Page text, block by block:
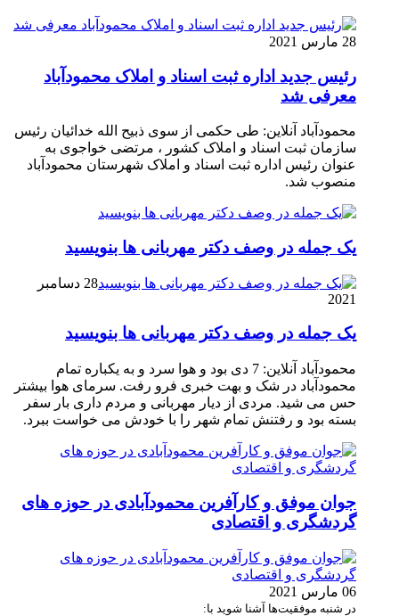
28 مارس 2021
رئیس جدید اداره ثبت اسناد و املاک محمودآباد
معرفی شد
محمودآباد آنلاین: طی حکمی از سوی ذبیح الله خدائیان رئیس
سازمان ثبت اسناد و املاک کشور ، مرتضی خواجوی به
عنوان رئیس اداره ثبت اسناد و املاک شهرستان محمودآباد
منصوب شد.
یک جمله در وصف دکتر مهربانی ها بنویسید
28 دسامبر
2021
یک جمله در وصف دکتر مهربانی ها بنویسید
محمودآباد آنلاین: 7 دی بود و هوا سرد و به یکباره تمام
محمودآباد در شک و بهت خبری فرو رفت. سرمای هوا بیشتر
حس می شید. مردی از دیار مهربانی و مردم داری بار سفر
بسته بود و رفتنش تمام شهر را با خودش می خواست ببرد.
جوان موفق و کارآفرین محمودآبادی در حوزه های
گردشگری و اقتصادی
06 مارس 2021
در شنبه موفقیت‌ها آشنا شوید با: